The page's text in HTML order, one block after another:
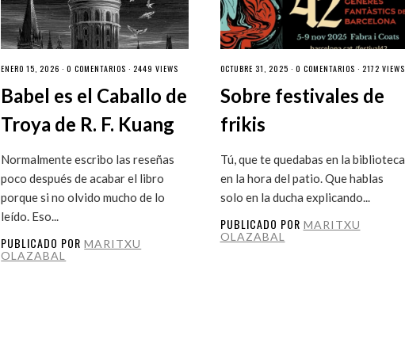
ENERO 15, 2026 ·0 COMENTARIOS · 2449 VIEWS
Babel es el Caballo de
Troya de R. F. Kuang
Normalmente escribo las reseñas
poco después de acabar el libro
porque si no olvido mucho de lo
leído. Eso...
PUBLICADO PORMARITXU
OLAZABAL
OCTUBRE 31, 2025 · 0 COMENTARIOS · 2172 VIEWS
Sobre festivales de
frikis
Tú, que te quedabas en la biblioteca
en la hora del patio. Que hablas
solo en la ducha explicando...
PUBLICADO POR MARITXU
OLAZABAL